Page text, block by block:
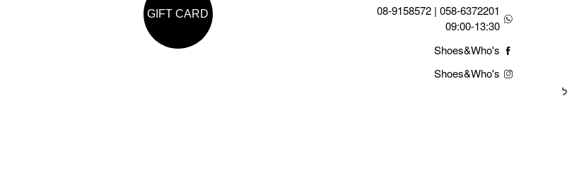
058-6372201 | 08-9158572
09:00-13:30
Shoes&Who's
Shoes&Who's
GIFT CARD